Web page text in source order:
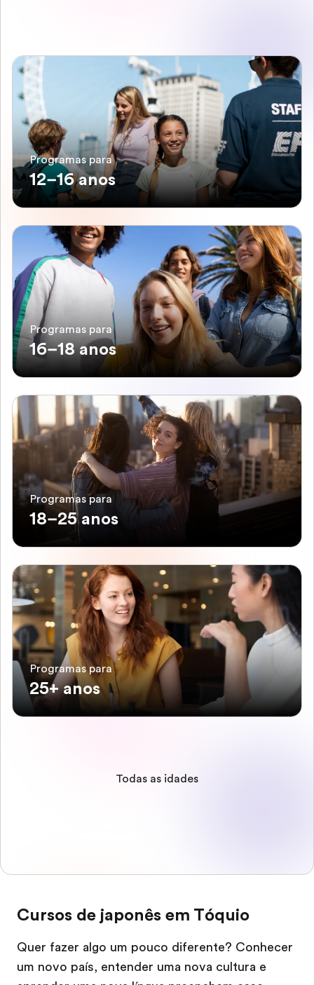
Programas para
12–16 anos
Programas para
16–18 anos
Programas para
18–25 anos
Programas para
25+ anos
Todas as idades
Cursos de japonês em Tóquio
Quer fazer algo um pouco diferente? Conhecer
um novo país, entender uma nova cultura e